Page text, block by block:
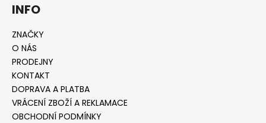
INFO
ZNAČKY
O NÁS
PRODEJNY
KONTAKT
DOPRAVA A PLATBA
VRÁCENÍ ZBOŽÍ A REKLAMACE
OBCHODNÍ PODMÍNKY